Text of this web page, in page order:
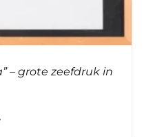
– grote zeefdruk in